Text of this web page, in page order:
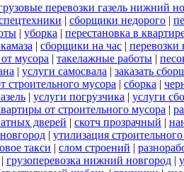
перевозки газель нижний
| сборщики недорого |
| уборка | перестановка в
| сборщики на час | перевозки
мусора | такелажные работы |
| услуги самосвала | заказать
строительного мусора | сборка |
| услуги погрузчика | услуги
от строительного мусора |
дверей | скотч прозрачный |
| утилизация
такси | слом строений |
| грузоперевозка нижний новгород |